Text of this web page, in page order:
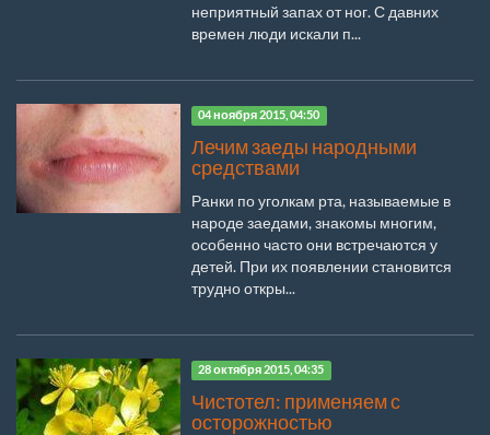
неприятный запах от ног. С давних
времен люди искали п...
04 ноября 2015, 04:50
Лечим заеды народными
средствами
Ранки по уголкам рта, называемые в
народе заедами, знакомы многим,
особенно часто они встречаются у
детей. При их появлении становится
трудно откры...
28 октября 2015, 04:35
Чистотел: применяем с
осторожностью